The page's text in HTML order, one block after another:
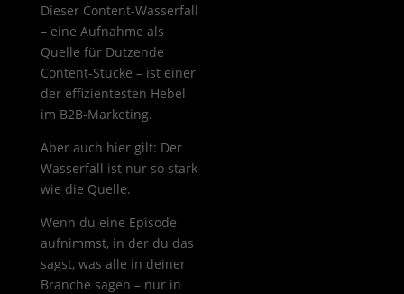
Dieser Content-Wasserfall
– eine Aufnahme als
Quelle für Dutzende
Content-Stücke – ist einer
der effizientesten Hebel
im B2B-Marketing.
Aber auch hier gilt: Der
Wasserfall ist nur so stark
wie die Quelle.
Wenn du eine Episode
aufnimmst, in der du das
sagst, was alle in deiner
Branche sagen – nur in